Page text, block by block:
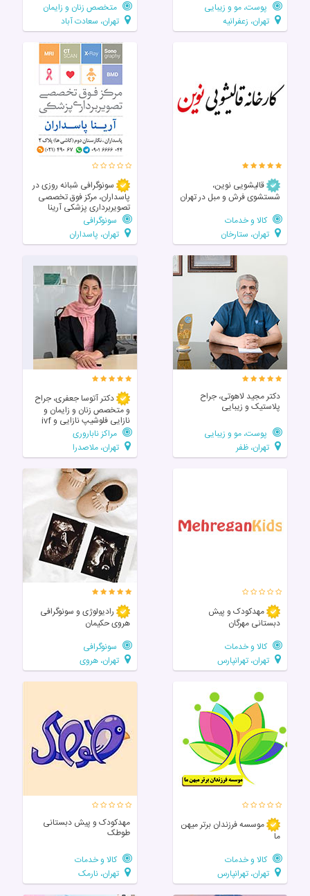
پوست، مو و زیبایی
تهران، زعفرانیه
متخصص زنان و زایمان
تهران، سعادت آباد
قالیشویی نوین،
شستشوی فرش و مبل در تهران
کالا و خدمات
تهران، ستارخان
سونوگرافی شبانه روزی در
پاسداران، مرکز فوق تخصصی
تصویربرداری پزشکی آرینا
سونوگرافی
تهران، پاسداران
دکتر مجید لاهوتی، جراح
پلاستیک و زیبایی
پوست، مو و زیبایی
تهران، ظفر
دکتر آتوسا جعفری، جراح
و متخصص زنان و زایمان و
نازایی فلوشیپ نازایی و ivf
مراکز ناباروری
تهران، ملاصدرا
مهدکودک و پیش
دبستانی مهرگان
کالا و خدمات
تهران، تهرانپارس
رادیولوژی و سونوگرافی
هروی حکیمان
سونوگرافی
تهران، هروی
موسسه فرزندان برتر میهن
ما
کالا و خدمات
تهران، تهرانپارس
مهدکودک و پیش دبستانی
طوطک
کالا و خدمات
تهران، نارمک